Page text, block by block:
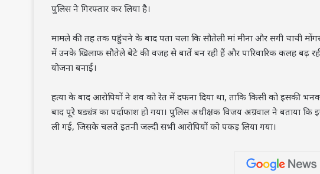
पुलिस ने गिरफ्तार कर लिया है।
मामले की तह तक पहुंचने के बाद पता चला कि सौतेली मां मीना और सगी चाची
में उनके खिलाफ सौतेले बेटे की वजह से बातें बन रही हैं और पारिवारिक कलह बढ़
योजना बनाई।
हत्या के बाद आरोपियों ने शव को रेत में दफना दिया था, ताकि किसी को इसकी
बाद पूरे षड्यंत्र का पर्दाफाश हो गया। पुलिस अधीक्षक विजय अग्रवाल ने बताया
ली गई, जिसके चलते इतनी जल्दी सभी आरोपियों को पकड़ लिया गया।